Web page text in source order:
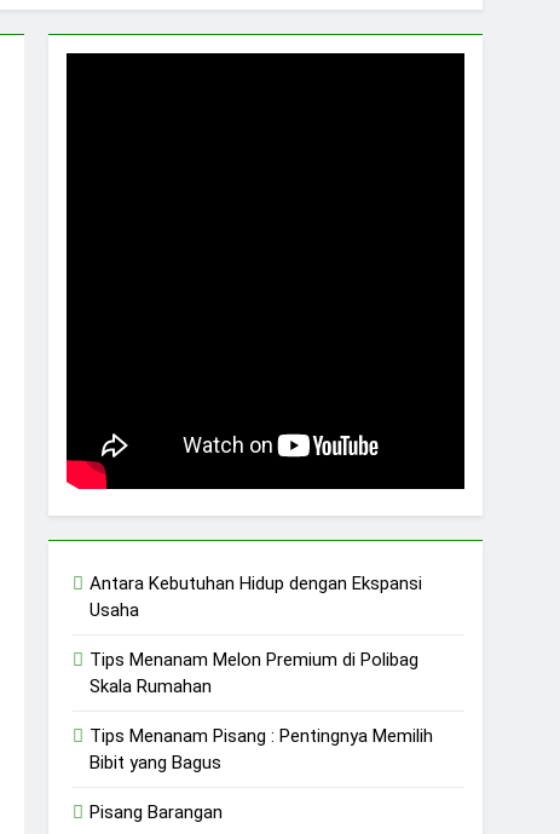
Antara Kebutuhan Hidup dengan Ekspansi
Usaha
Tips Menanam Melon Premium di Polibag
Skala Rumahan
Tips Menanam Pisang : Pentingnya Memilih
Bibit yang Bagus
Pisang Barangan